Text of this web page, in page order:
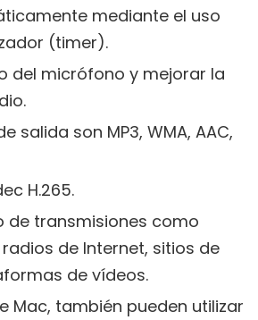
mediante el uso
(timer).
del micrófono y mejorar la
salida son MP3, WMA, AAC,
H.265.
de transmisiones como
de Internet, sitios de
de vídeos.
Mac, también pueden utilizar